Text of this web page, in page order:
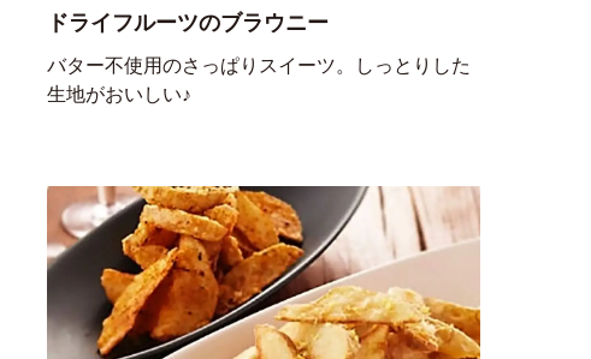
ドライフルーツのブラウニー
バター不使用のさっぱりスイーツ。しっとりした
生地がおいしい♪